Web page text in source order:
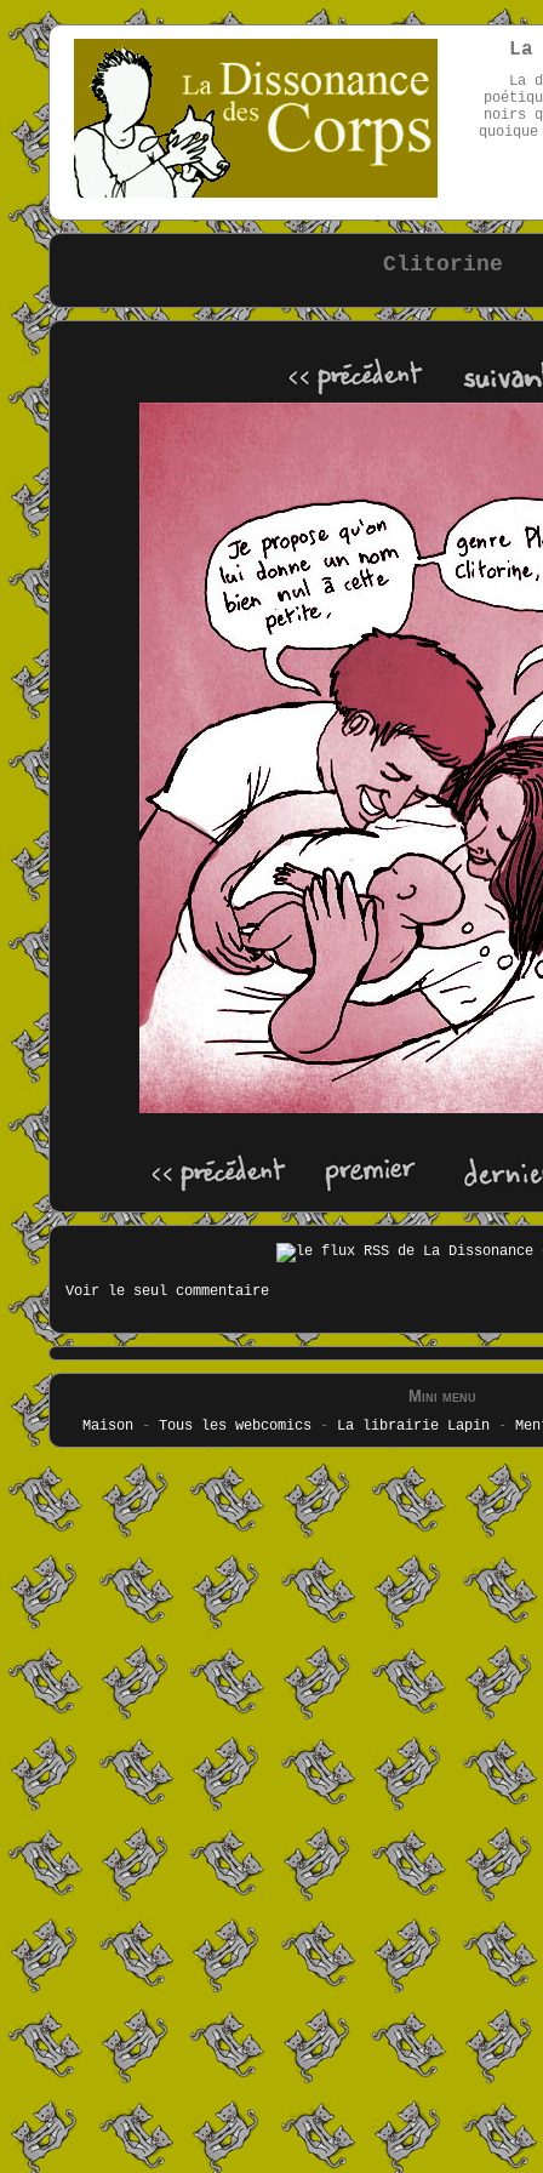
La
La
noirs
Clitorine
Voir le seul commentaire
Mini menu
Maison- Tous les webcomics - La librairie Lapin-